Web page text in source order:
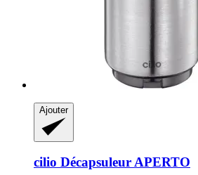
Ajouter
cilio Décapsuleur APERTO